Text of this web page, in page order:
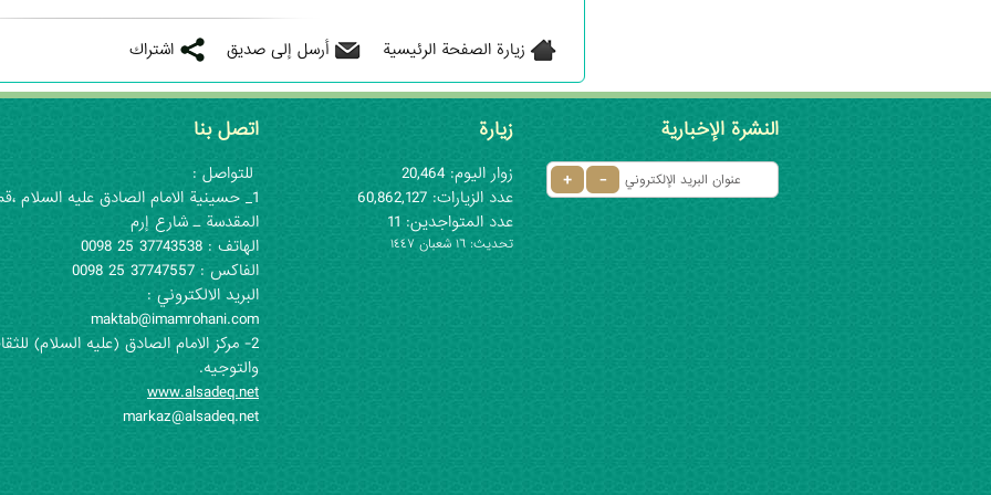
زيارة الصفحة الرئيسية أرسل إلى صديق اشتراك
النشرة الإخبارية زيارة
زوار اليوم: 20,464
عدد الزيارات: 60,862,127
عدد المتواجدين: 11
تحديث: ١٦ شعبان ١٤٤٧
اتصل بنا
للتواصل :
1_ حسينية الامام الصادق عليه السلام
المقدسة ـ شارع إرم
الهاتف : 37743538 25 0098
الفاكس : 37747557 25 0098
البريد الالكتروني :
maktab@imamrohani.com
2- مركز الامام الصادق (علیه السلام)
والتوجيه.
www.alsadeq.net
markaz@alsadeq.net